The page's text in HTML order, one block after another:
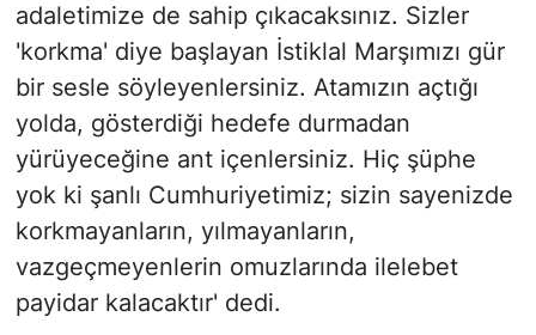
adaletimize de sahip çıkacaksınız. Sizler
'korkma' diye başlayan İstiklal Marşımızı gür
bir sesle söyleyenlersiniz. Atamızın açtığı
yolda, gösterdiği hedefe durmadan
yürüyeceğine ant içenlersiniz. Hiç şüphe
yok ki şanlı Cumhuriyetimiz; sizin sayenizde
korkmayanların, yılmayanların,
vazgeçmeyenlerin omuzlarında ilelebet
payidar kalacaktır' dedi.